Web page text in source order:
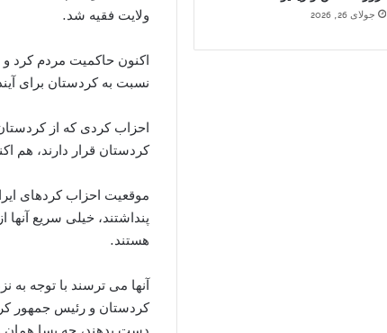
ولایت فقیه شد.
اکنون حاکمیت مردم کرد و
نسبت به کردستان برای
احزاب کردی که از
کردستان قرار دارند،
موقعیت احزاب کردهای
پنداشتند، خیلی سریع
هستند.
آنها می ترسند با توجه به
کردستان و رئیس جمهور
جولای 26, 2026